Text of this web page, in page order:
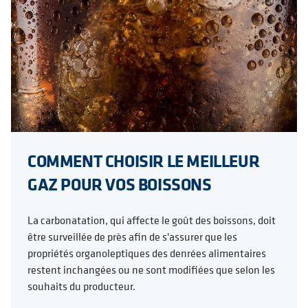
COMMENT CHOISIR LE MEILLEUR
GAZ POUR VOS BOISSONS
La carbonatation, qui affecte le goût des boissons, doit
être surveillée de près afin de s'assurer que les
propriétés organoleptiques des denrées alimentaires
restent inchangées ou ne sont modifiées que selon les
souhaits du producteur.